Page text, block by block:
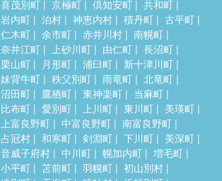
喜茂別町
京極町 倶知安町
共和町
岩内町
泊村 神恵内村 積丹町
古平町
仁木町
余市町 赤井川村
南幌町
奈井江町
上砂川町 由仁町
長沼町
栗山町
月形町 浦臼町
新十津川町
妹背牛町
秩父別町 雨竜町
北竜町
沼田町
鷹栖町 東神楽町
当麻町
比布町
愛別町 上川町 東川町
美瑛町
上富良野町
中富良野町
南富良野町
占冠村
和寒町 剣淵町 下川町
美深町
音威子府村
中川町 幌加内町
増毛町
小平町
苫前町 羽幌町
初山別村